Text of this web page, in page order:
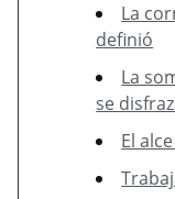
La
definió
La
se
El